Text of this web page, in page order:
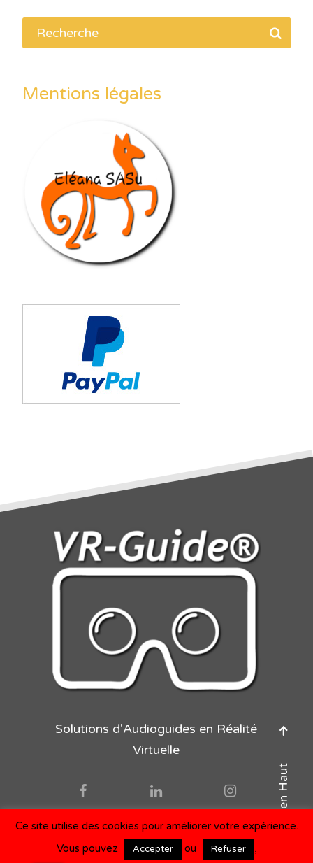
Mentions légales
Solutions d'Audioguides en Réalité
Virtuelle
©Les Editions Eléana, 2015-21 Retour en Haut
Ce site utilise des cookies pour améliorer votre expérience.
Vous pouvez
Accepter ou Refuser ,